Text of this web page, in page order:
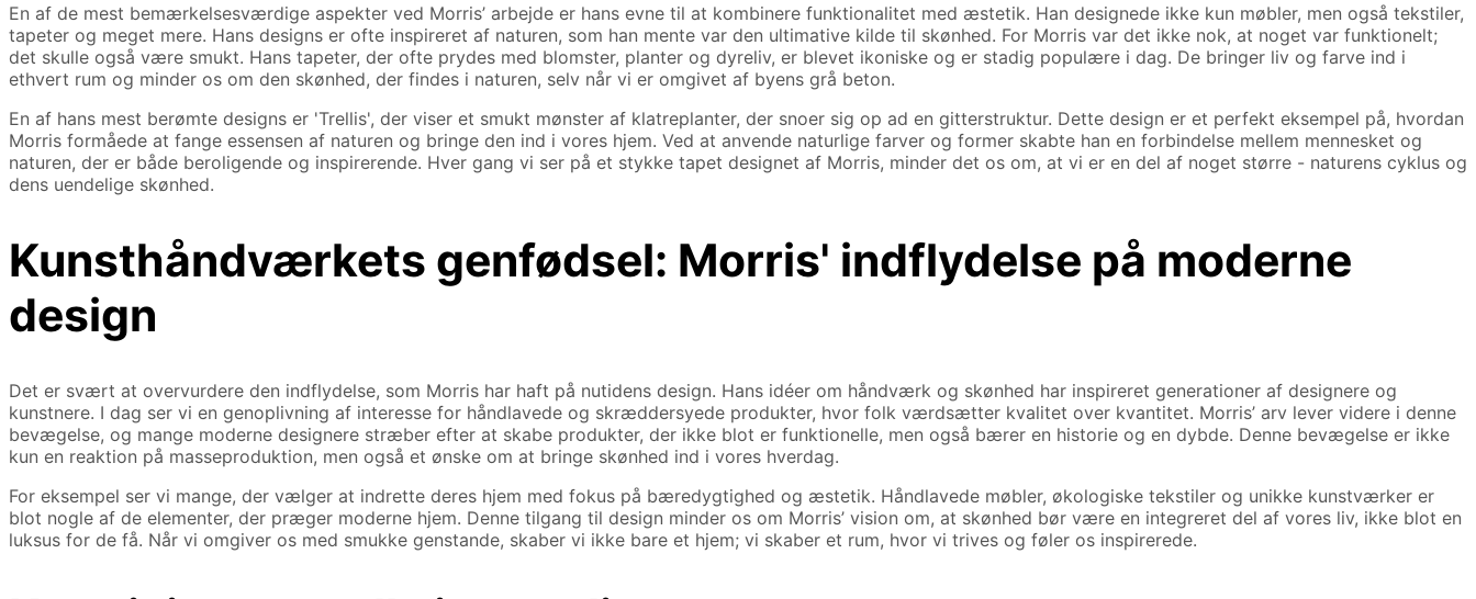
En af de mest bemærkelsesværdige aspekter ved Morris’ arbejde er hans evne til at kombinere funktionalitet med æstetik. Han designede ikke kun møbler, men også tekstiler,
tapeter og meget mere. Hans designs er ofte inspireret af naturen, som han mente var den ultimative kilde til skønhed. For Morris var det ikke nok, at noget var funktionelt;
det skulle også være smukt. Hans tapeter, der ofte prydes med blomster, planter og dyreliv, er blevet ikoniske og er stadig populære i dag. De bringer liv og farve ind i
ethvert rum og minder os om den skønhed, der findes i naturen, selv når vi er omgivet af byens grå beton.
En af hans mest berømte designs er 'Trellis', der viser et smukt mønster af klatreplanter, der snoer sig op ad en gitterstruktur. Dette design er et perfekt eksempel på, hvordan
Morris formåede at fange essensen af naturen og bringe den ind i vores hjem. Ved at anvende naturlige farver og former skabte han en forbindelse mellem mennesket og
naturen, der er både beroligende og inspirerende. Hver gang vi ser på et stykke tapet designet af Morris, minder det os om, at vi er en del af noget større - naturens cyklus og
dens uendelige skønhed.
Kunsthåndværkets genfødsel: Morris' indflydelse på moderne
design
Det er svært at overvurdere den indflydelse, som Morris har haft på nutidens design. Hans idéer om håndværk og skønhed har inspireret generationer af designere og
kunstnere. I dag ser vi en genoplivning af interesse for håndlavede og skræddersyede produkter, hvor folk værdsætter kvalitet over kvantitet. Morris’ arv lever videre i denne
bevægelse, og mange moderne designere stræber efter at skabe produkter, der ikke blot er funktionelle, men også bærer en historie og en dybde. Denne bevægelse er ikke
kun en reaktion på masseproduktion, men også et ønske om at bringe skønhed ind i vores hverdag.
For eksempel ser vi mange, der vælger at indrette deres hjem med fokus på bæredygtighed og æstetik. Håndlavede møbler, økologiske tekstiler og unikke kunstværker er
blot nogle af de elementer, der præger moderne hjem. Denne tilgang til design minder os om Morris’ vision om, at skønhed bør være en integreret del af vores liv, ikke blot en
luksus for de få. Når vi omgiver os med smukke genstande, skaber vi ikke bare et hjem; vi skaber et rum, hvor vi trives og føler os inspirerede.